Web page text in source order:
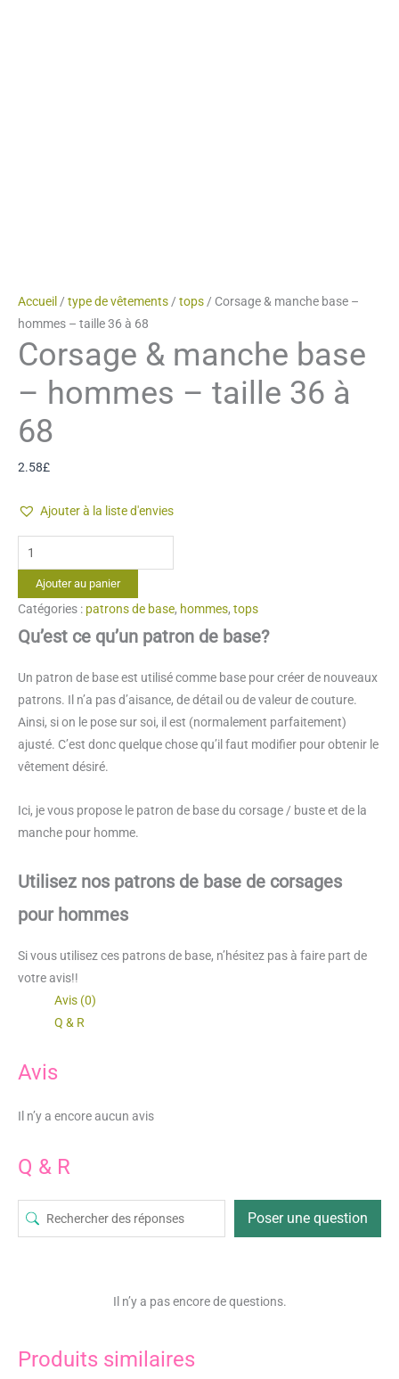
Accueil / type de vêtements / tops / Corsage & manche base –
hommes – taille 36 à 68
Corsage & manche base
– hommes – taille 36 à
68
2.58£
Ajouter à la liste d'envies
quantité
de
Corsage
&
manche
-
hommes
-
taille
36
68
Ajouter au panier
Catégories : patrons de base, hommes, tops
Qu’est ce qu’un patron de base?
Un patron de base est utilisé comme base pour créer de nouveaux
patrons. Il n’a pas d’aisance, de détail ou de valeur de couture.
Ainsi, si on le pose sur soi, il est (normalement parfaitement)
ajusté. C’est donc quelque chose qu’il faut modifier pour obtenir le
vêtement désiré.
Ici, je vous propose le patron de base du corsage / buste et de la
manche pour homme.
Utilisez nos patrons de base de corsages
pour hommes
Si vous utilisez ces patrons de base, n’hésitez pas à faire part de
votre avis!!
Avis (0)
Q & R
Avis
Il n’y a encore aucun avis
Q & R
Poser une question
Il n’y a pas encore de questions.
Produits similaires